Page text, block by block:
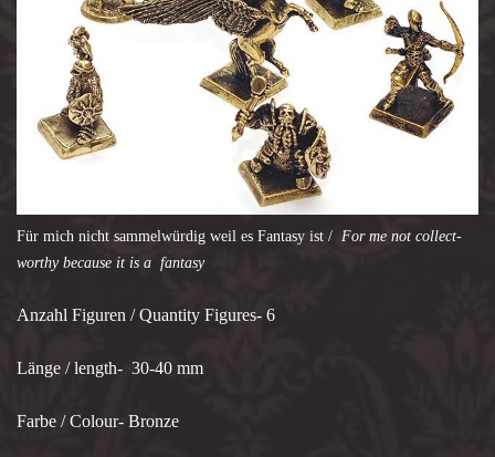
Für mich nicht sammelwürdig weil es Fantasy ist / For me not collect-
worthy because it is a fantasy
Anzahl Figuren / Quantity Figures- 6
Länge / length- 30-40 mm
Farbe / Colour- Bronze